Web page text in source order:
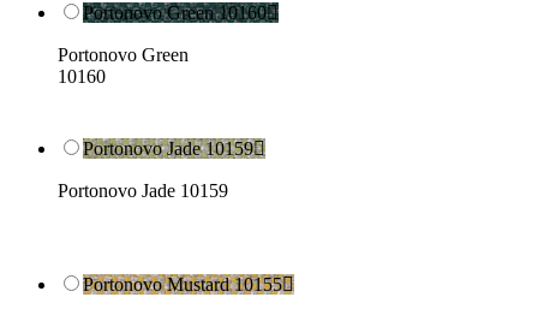
Portonovo Green 10160
Portonovo Green
10160
Portonovo Jade 10159
Portonovo Jade 10159
Portonovo Mustard 10155